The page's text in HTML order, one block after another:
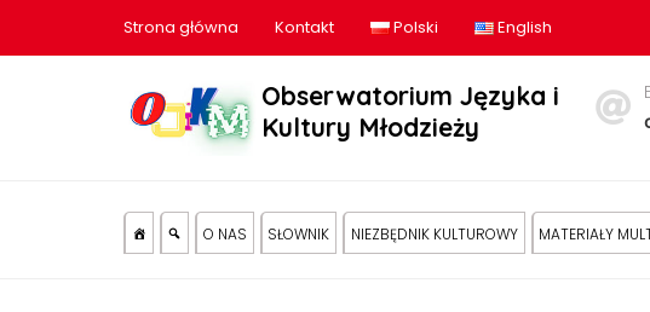
Strona główna Kontakt Polski English
Obserwatorium Języka i
Kultury Młodzieży
O NAS SŁOWNIK NIEZBĘDNIK KULTUROWY MATERIAŁY